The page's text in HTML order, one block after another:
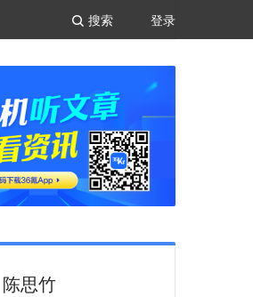
登录
搜索
陈思竹